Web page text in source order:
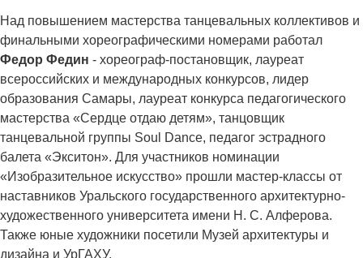
Над повышением мастерства танцевальных коллективов и
финальными хореографическими номерами работал
Федор Федин - хореограф-постановщик, лауреат
всероссийских и международных конкурсов, лидер
образования Самары, лауреат конкурса педагогического
мастерства «Сердце отдаю детям», танцовщик
танцевальной группы Soul Dance, педагог эстрадного
балета «Экситон». Для участников номинации
«Изобразительное искусство» прошли мастер-классы от
наставников Уральского государственного архитектурно-
художественного университета имени Н. С. Алферова.
Также юные художники посетили Музей архитектуры и
дизайна и УрГАХУ.